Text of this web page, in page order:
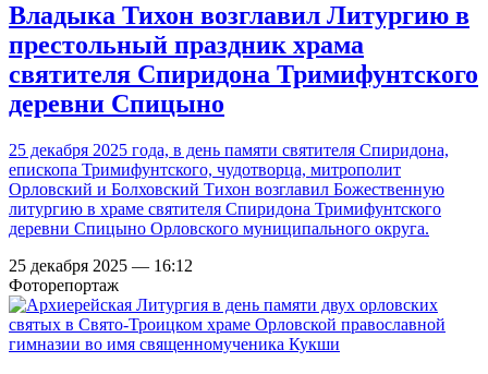
Владыка Тихон возглавил Литургию в
престольный праздник храма
святителя Спиридона Тримифунтского
деревни Спицыно
25 декабря 2025 года, в день памяти святителя Спиридона,
епископа Тримифунтского, чудотворца, митрополит
Орловский и Болховский Тихон возглавил Божественную
литургию в храме святителя Спиридона Тримифунтского
деревни Спицыно Орловского муниципального округа.
25 декабря 2025 — 16:12
Фоторепортаж